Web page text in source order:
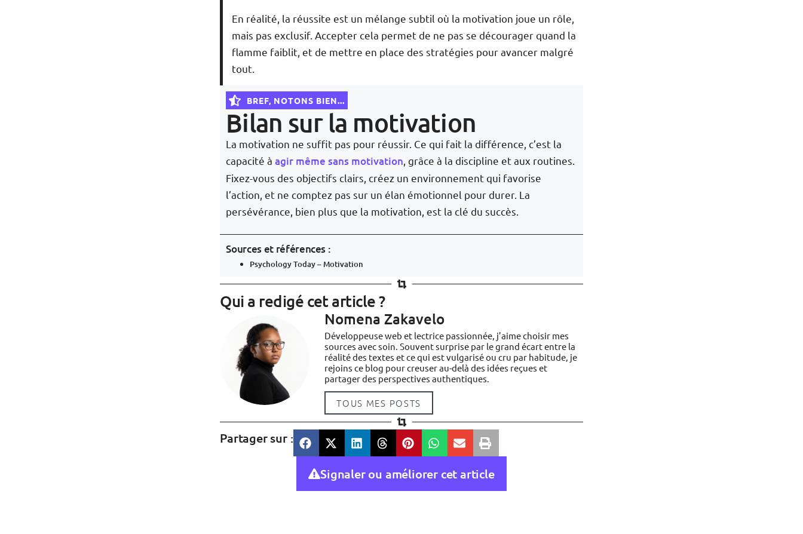
En réalité, la réussite est un mélange subtil où la motivation joue un rôle,
mais pas exclusif. Accepter cela permet de ne pas se décourager quand la
flamme faiblit, et de mettre en place des stratégies pour avancer malgré
tout.
BREF, NOTONS BIEN...
Bilan sur la motivation
La motivation ne suffit pas pour réussir. Ce qui fait la différence, c’est la
capacité àagir même sans motivation , grâce à la discipline et aux routines.
Fixez-vous des objectifs clairs, créez un environnement qui favorise
l’action, et ne comptez pas sur un élan émotionnel pour durer. La
persévérance, bien plus que la motivation, est la clé du succès.
Sources et références :
Psychology Today – Motivation
Qui a redigé cet article ?
Nomena Zakavelo
Développeuse web et lectrice passionnée, j’aime choisir mes
sources avec soin. Souvent surprise par le grand écart entre la
réalité des textes et ce qui est vulgarisé ou cru par habitude, je
rejoins ce blog pour creuser au-delà des idées reçues et
partager des perspectives authentiques.
TOUS MES POSTS
Partager sur :
Signaler ou améliorer cet article